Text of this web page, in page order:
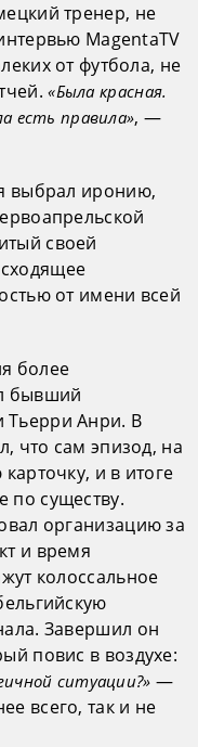
тренер, не
MagentaTV
от футбола, не
«Была красная.
есть правила», —
выбрал иронию,
своей
от имени всей
более
бывший
Анри. В
что сам эпизод, на
и в итоге
существу.
организацию за
и время
колоссальное
Завершил он
повис в воздухе:
ситуации?» —
всего, так и не